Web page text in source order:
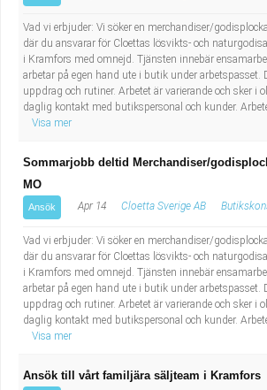
Installation, drift, underhåll
Kropps- och skönhetsvård
Naturbruk
Naturvetenskapligt arbete
Pedagogiskt arbete
Tandsköterska
Budbilsförare
Taxiförare/Taxichaufför
Läkarsekreterare/Vårdadmin/
sekreterare
Vad vi erbjuder: Vi söker en merchandiser/
där du ansvarar för Cloettas lösvikts- och
i Kramfors med omnejd. Tjänsten innebär
arbetar på egen hand ute i butik under arbetspasset.
uppdrag och rutiner. Arbetet är varierande och sker i
daglig kontakt med butikspersonal och kunder.
Visa mer
Sommarjobb deltid Merchandiser/
MO
Ansök Apr 14 Cloetta Sverige AB
Vad vi erbjuder: Vi söker en merchandiser/
där du ansvarar för Cloettas lösvikts- och
i Kramfors med omnejd. Tjänsten innebär
arbetar på egen hand ute i butik under arbetspasset.
uppdrag och rutiner. Arbetet är varierande och sker i
daglig kontakt med butikspersonal och kunder.
Visa mer
Ansök till vårt familjära säljteam i Kramfors